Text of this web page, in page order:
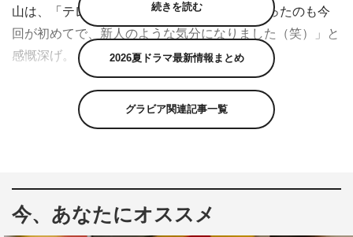
山は、「テレ朝の新社屋（2003年完成）に入ったのも今
回が初めてで、新人のような気分になりました（笑）」と
感慨深げ。
30年前の自身については「ドラマも掛け持ちするほど、
本当に忙しかった時期で…。当時は等身大の役が多かった
ればあるほど楽しい」と言い、「この先の30年も、できれ
続きを読む
2026夏ドラマ最新情報まとめ
グラビア関連記事一覧
今、あなたにオススメ